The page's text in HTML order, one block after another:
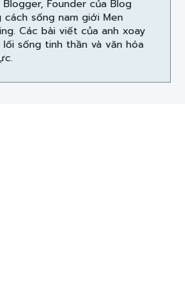
Blogger, Founder của Blog
cách sống nam giới Men
Các bài viết của anh xoay
lối sống tinh thần và văn hóa